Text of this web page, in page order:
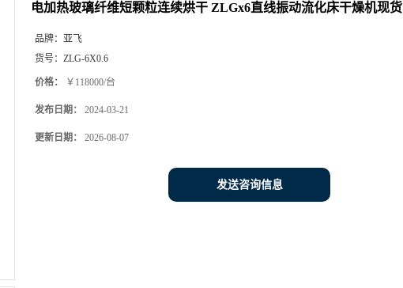
电加热玻璃纤维短颗粒连续烘干 ZLGx6直线振动流化床干燥机现货
品牌： 亚飞
货号： ZLG-6X0.6
价格： ￥118000/台
发布日期： 2024-03-21
更新日期： 2026-08-07
发送咨询信息